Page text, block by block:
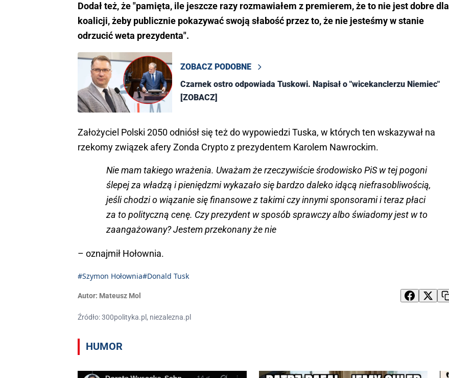
Dodał też, że "pamięta, ile jeszcze razy rozmawiałem z premierem, że to nie jest dobre dla
koalicji, żeby publicznie pokazywać swoją słabość przez to, że nie jesteśmy w stanie
odrzucić weta prezydenta".
ZOBACZ PODOBNE
Czarnek ostro odpowiada Tuskowi. Napisał o "wicekanclerzu Niemiec"
[ZOBACZ]
Założyciel Polski 2050 odniósł się też do wypowiedzi Tuska, w których ten wskazywał na
rzekomy związek afery Zonda Crypto z prezydentem Karolem Nawrockim.
Nie mam takiego wrażenia. Uważam że rzeczywiście środowisko PiS w tej pogoni
ślepej za władzą i pieniędzmi wykazało się bardzo daleko idącą niefrasobliwością,
jeśli chodzi o wiązanie się finansowe z takimi czy innymi sponsorami i teraz płaci
za to polityczną cenę. Czy prezydent w sposób sprawczy albo świadomy jest w to
zaangażowany? Jestem przekonany że nie
– oznajmił Hołownia.
#Szymon Hołownia#Donald Tusk
Autor: Mateusz Mol
Źródło: 300polityka.pl, niezalezna.pl
HUMOR